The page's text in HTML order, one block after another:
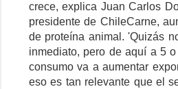
crece, explica Juan Carlos
presidente de ChileCarne,
de proteína animal. 'Quizás
inmediato, pero de aquí a 5 o
consumo va a aumentar
eso es tan relevante que el